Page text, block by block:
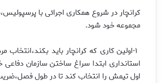
کرانچار در شروع همکاری اجرائی با
مجموعه خود شود.
۱-اولین کاری که کرانچار باید
استانداری ابتدا سراغ ساختن سازمان دفاعی
اول تیمش را انتخاب کند تا در طول